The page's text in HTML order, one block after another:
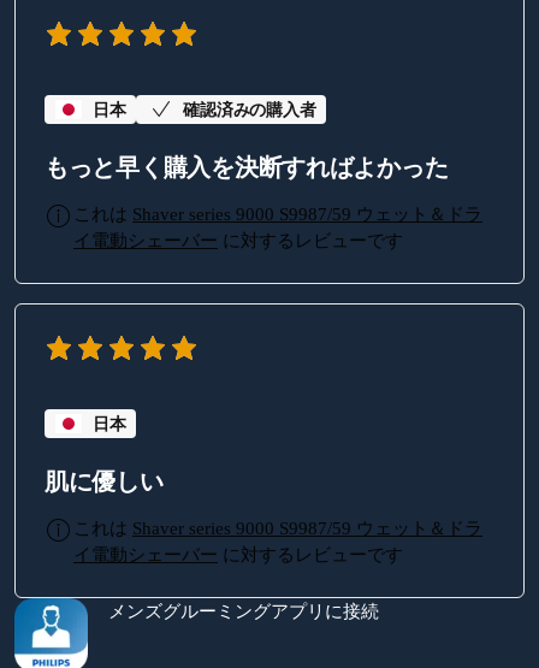
日本 確認済みの購入者
もっと早く購入を決断すればよかった
これは Shaver series 9000 S9987/59 ウェット＆ドラ
イ電動シェーバー に対するレビューです
日本
肌に優しい
これは Shaver series 9000 S9987/59 ウェット＆ドラ
イ電動シェーバー に対するレビューです
メンズグルーミングアプリに接続